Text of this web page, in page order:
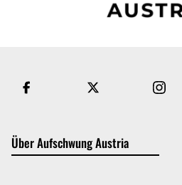
Über Aufschwung Austria